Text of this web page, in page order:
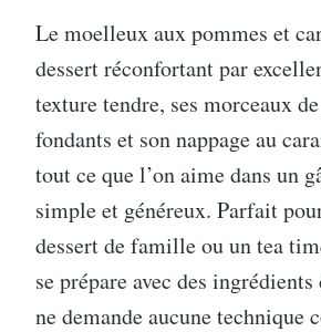
Le moelleux aux pommes et
dessert réconfortant par
texture tendre, ses morceaux
fondants et son nappage au
tout ce que l’on aime dans un
simple et généreux. Parfait
dessert de famille ou un tea
se prépare avec des
ne demande aucune technique